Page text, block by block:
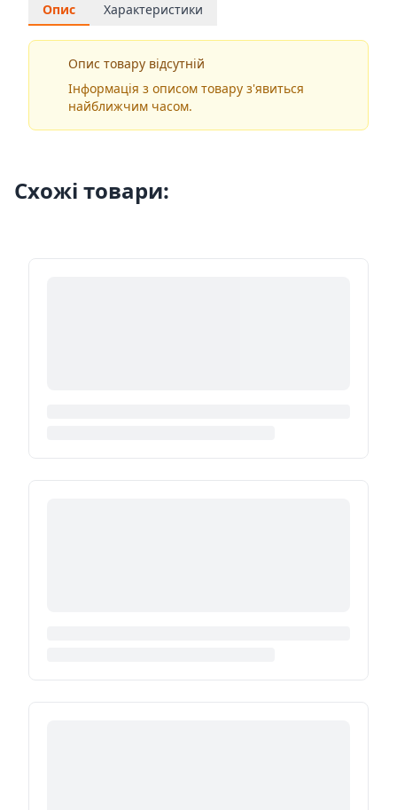
Опис Характеристики
Опис товару відсутній
Інформація з описом товару з'явиться
найближчим часом.
Схожі товари: